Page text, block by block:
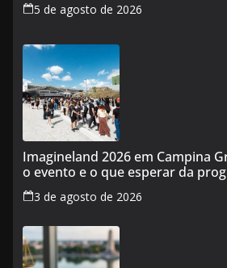
5 de agosto de 2026
Imagineland 2026 em Campina
o evento e o que esperar da
3 de agosto de 2026